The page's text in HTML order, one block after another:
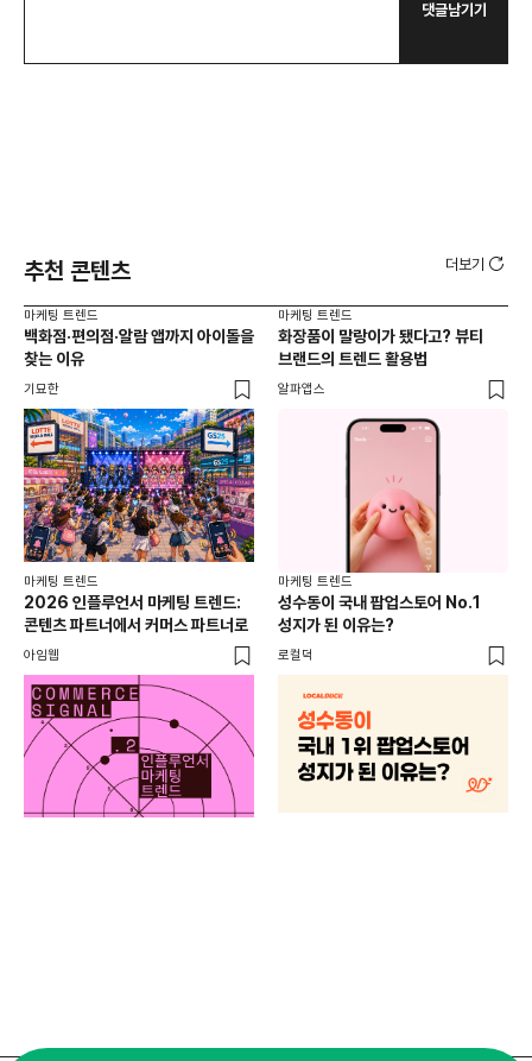
댓글남기기
추천 콘텐츠 더보기
마케팅 트렌드
백화점·편의점·알람 앱까지 아이돌을
찾는 이유
기묘한
마케팅 트렌드
화장품이 말랑이가 됐다고? 뷰티
브랜드의 트렌드 활용법
알파앱스
마케팅 트렌드
2026 인플루언서 마케팅 트렌드:
콘텐츠 파트너에서 커머스 파트너로
아임웹
마케팅 트렌드
성수동이 국내 팝업스토어 No.1
성지가 된 이유는?
로컬덕